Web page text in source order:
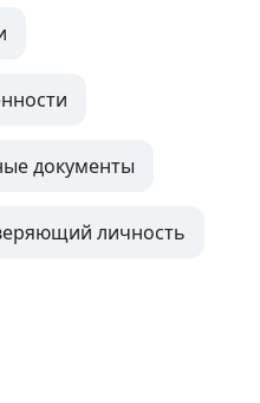
документы
личность